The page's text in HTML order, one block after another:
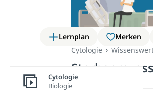
Lernplan Merken
Cytologie
Sterbeprozess
Cytologie
Biologie